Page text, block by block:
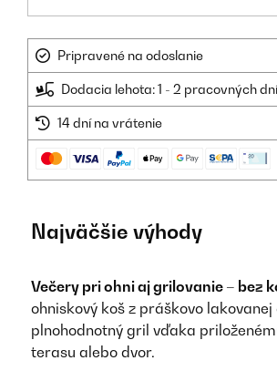
Pripravené na odoslanie
Dodacia lehota: 1 - 2 pracovných dní
14 dní na vrátenie
Najväčšie výhody
Večery pri ohni aj grilovanie – bez
ohniskový koš z práškovo
plnohodnotný gril vďaka
terasu alebo dvor.